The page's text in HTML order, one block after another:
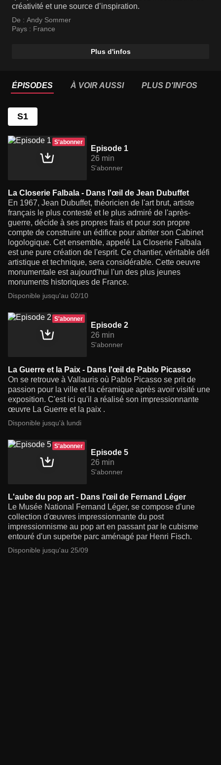
créativité et une source d’inspiration.
De : Andy Sommer
Pays : France
Plus d'infos
ÉPISODES À VOIR AUSSI PLUS D'INFOS
S1
S'abonner
Episode 1
26 min
S'abonner
La Closerie Falbala - Dans l'œil de Jean Dubuffet
En 1967, Jean Dubuffet, théoricien de l'art brut, artiste
français le plus contesté et le plus admiré de l'après-
guerre, décide à ses propres frais et pour son propre
compte de construire un édifice pour abriter son Cabinet
logologique. Cet ensemble, appelé La Closerie Falbala
est une pure création de l'esprit. Ce chantier, véritable défi
artistique et technique, sera considérable. Cette oeuvre
monumentale est aujourd'hui l'un des plus jeunes
monuments historiques de France.
Disponible jusqu'au 02/10
S'abonner
Episode 2
26 min
S'abonner
La Guerre et la Paix - Dans l'œil de Pablo Picasso
On se retrouve à Vallauris où Pablo Picasso se prit de
passion pour la ville et la céramique après avoir visité une
exposition. C'est ici qu'il a réalisé son impressionnante
œuvre La Guerre et la paix .
Disponible jusqu'à lundi
S'abonner
Episode 5
26 min
S'abonner
L'aube du pop art - Dans l'œil de Fernand Léger
Le Musée National Fernand Léger, se compose d'une
collection d'œuvres impressionnante du post
impressionnisme au pop art en passant par le cubisme
entouré d'un superbe parc aménagé par Henri Fisch.
Disponible jusqu'au 25/09